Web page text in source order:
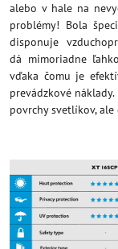
alebo v hale na
problémy! Bola
disponuje
dá mimoriadne
vďaka čomu je
prevádzkové
povrchy svetlíkov,